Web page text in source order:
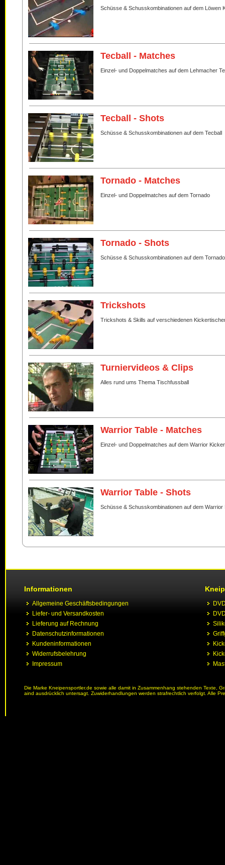
Schüsse & Schusskombinationen auf dem Löwen
Tecball - Matches
Einzel- und Doppelmatches auf dem Lehmacher
Tecball - Shots
Schüsse & Schusskombinationen auf dem Tecball
Tornado - Matches
Einzel- und Doppelmatches auf dem Tornado
Tornado - Shots
Schüsse & Schusskombinationen auf dem
Trickshots
Trickshots & Skills auf verschiedenen
Turniervideos & Clips
Alles rund ums Thema Tischfussball
Warrior Table - Matches
Einzel- und Doppelmatches auf dem Warrior Kicker
Warrior Table - Shots
Schüsse & Schusskombinationen auf dem Warrior
Informationen
Allgemeine Geschäftsbedingungen
Liefer- und Versandkosten
Lieferung auf Rechnung
Datenschutzinformationen
Kundeninformationen
Widerrufsbelehrung
Impressum
Die Marke Kneipensportler.de sowie alle damit in Zusammenhang stehenden Texte,
aind ausdrücklich untersagt. Zuwiderhandlungen werden strafrechtlich verfolgt. Alle